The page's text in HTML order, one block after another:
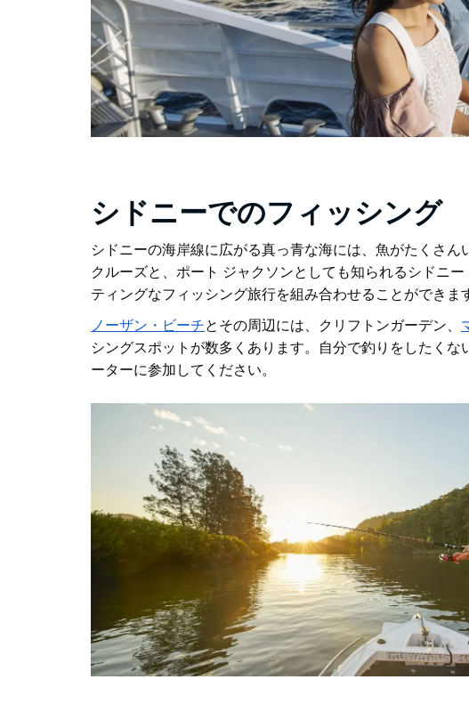
シドニーでのフィッシング
シドニーの海岸線に広がる真っ青な海には、魚がたくさん
クルーズと、ポート ジャクソンとしても知られるシドニ
ティングなフィッシング旅行を組み合わせることができま
ノーザン・ビーチとその周辺には、クリフトンガーデン、
シングスポットが数多くあります。自分で釣りをしたくな
ーターに参加してください。